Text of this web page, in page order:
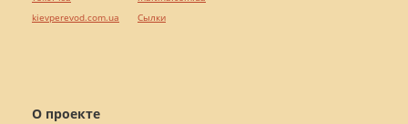
О проекте
kievperevod.com.ua
Cылки